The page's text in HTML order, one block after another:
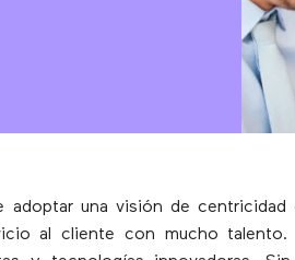
adoptar una visión de
al cliente con mucho talento.